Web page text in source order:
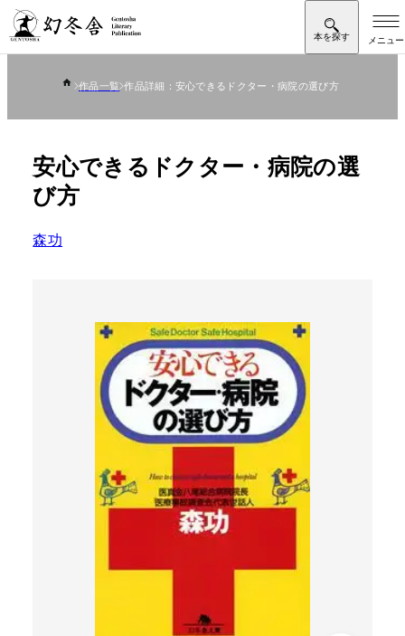
作品一覧 作品詳細：安心できるドクター・病院の選び方
安心できるドクター・病院の選
び方
森功